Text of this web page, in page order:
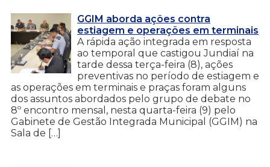
GGIM aborda ações contra
estiagem e operações em terminais
A rápida ação integrada em resposta
ao temporal que castigou Jundiaí na
tarde dessa terça-feira (8), ações
preventivas no período de estiagem e
as operações em terminais e praças foram alguns
dos assuntos abordados pelo grupo de debate no
8º encontro mensal, nesta quarta-feira (9) pelo
Gabinete de Gestão Integrada Municipal (GGIM) na
Sala de […]